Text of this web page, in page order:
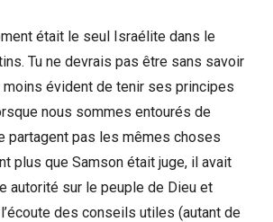
était le seul Israélite dans le
Tu ne devrais pas être sans savoir
moins évident de tenir ses principes
nous sommes entourés de
partagent pas les mêmes choses
plus que Samson était juge, il avait
autorité sur le peuple de Dieu et
des conseils utiles (autant de